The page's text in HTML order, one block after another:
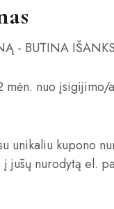
- BŪTINA
mėn. nuo įsigijimo/
unikaliu kupono
į jūsų nurodytą el.